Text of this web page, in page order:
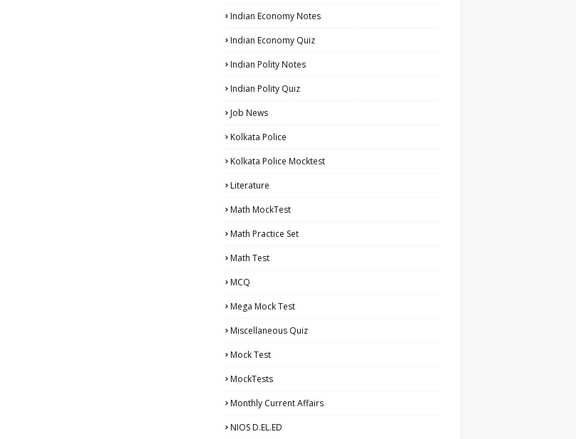
Indian Economy Notes
Indian Economy Quiz
Indian Polity Notes
Indian Polity Quiz
Job News
Kolkata Police
Kolkata Police Mocktest
Literature
Math MockTest
Math Practice Set
Math Test
MCQ
Mega Mock Test
Miscellaneous Quiz
Mock Test
MockTests
Monthly Current Affairs
NIOS D.EL.ED